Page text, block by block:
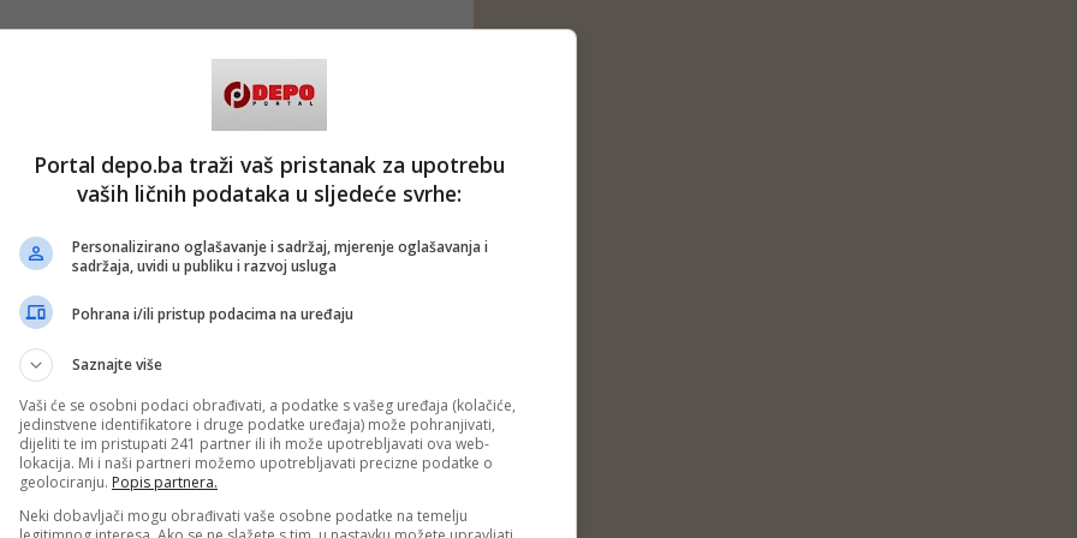
za visoko obrazovanje i nauku Kantona Sarajevo
i ministar kulture i sporta KSKenan Magoda
jer je istaknuta potreba da obrazovanje bude
praksom.
da u procesu nastave vide da li je ono što uče, što su
ono što će da rade u budućnosti. U tom smislu,
disciplinama, uvijek je postojala integracija sa
akademije – kazala je Boškovič.
izuzetno je važno da se te veze i formalizuju, i da se
kao nastavne baze, i na taj način da se formalno
u ovom slučaju, to je Akademija scenskih
umjetničko-istraživački rad, kulturu i sport UNSA
je kazala da je potpisivanje sporazuma značajan
saradnje.
mi kroz implementaciju ovog sporazuma imati priliku da
istraživački rad, imati priliku da koristimo prostore
zajednički od njih stvaramo i svojevrsne eksperimentalne
koji će predstavljati razvoj i rast ne samo za
scenskih umjetnosti i naše studentice, već i za alumnije
Portal depo.ba traži vaš pristanak za upotrebu
vaših ličnih podataka u sljedeće svrhe:
Personalizirano oglašavanje i sadržaj, mjerenje oglašavanja i
sadržaja, uvidi u publiku i razvoj usluga
Pohrana i/ili pristup podacima na uređaju
Saznajte više
Vaši će se osobni podaci obrađivati, a podatke s vašeg uređaja (kolačiće,
jedinstvene identifikatore i druge podatke uređaja) može pohranjivati,
dijeliti te im pristupati 241 partner ili ih može upotrebljavati ova web-
lokacija. Mi i naši partneri možemo upotrebljavati precizne podatke o
geolociranju. Popis partnera.
Neki dobavljači mogu obrađivati vaše osobne podatke na temelju